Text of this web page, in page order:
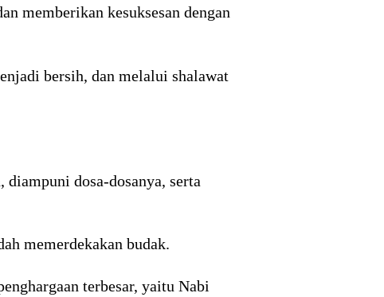
memberikan kesuksesan dengan
bersih, dan melalui shalawat
diampuni dosa-dosanya, serta
memerdekakan budak.
terbesar, yaitu Nabi